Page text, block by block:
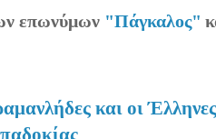
επωνύμων "Πάγκαλος"
και οι